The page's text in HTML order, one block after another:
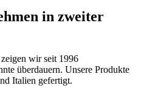
in zweiter
wir seit 1996
überdauern. Unsere Produkte
Italien gefertigt.